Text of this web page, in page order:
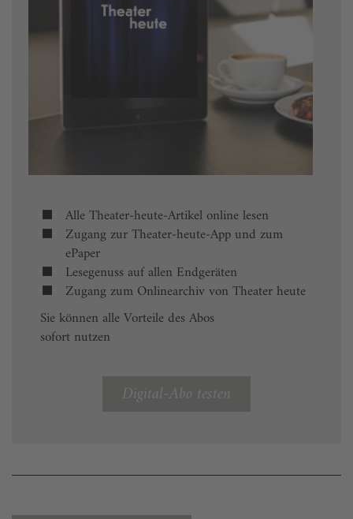
Alle Theater-heute-Artikel online lesen
Zugang zur Theater-heute-App und zum
ePaper
Lesegenuss auf allen Endgeräten
Zugang zum Onlinearchiv von Theater heute
Sie können alle Vorteile des Abos
sofort nutzen
Digital-Abo testen